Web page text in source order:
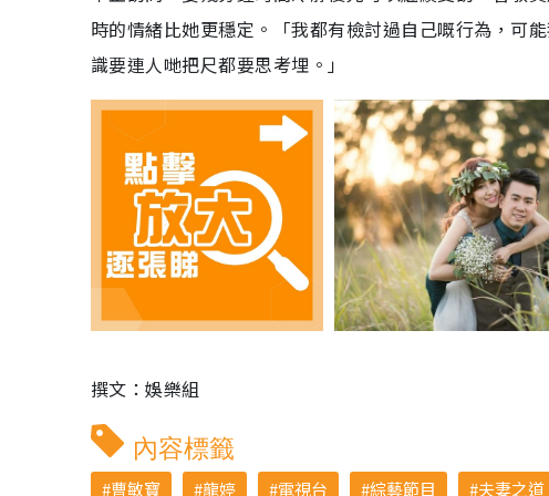
時的情緒比她更穩定。「我都有檢討過自己嘅行為，可
識要連人哋把尺都要思考埋。」
撰文：娛樂組
內容標籤
曹敏寶 龍婷 電視台 綜藝節目 夫妻之道